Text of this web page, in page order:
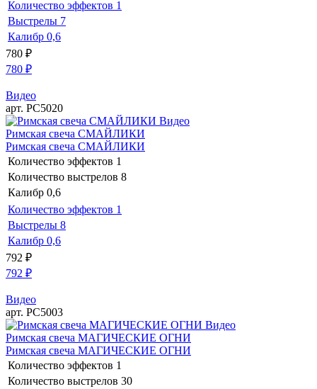
Количество эффектов 1
Выстрелы 7
Калибр 0,6
780 ₽
780 ₽
Видео
арт. РС5020
Видео
Римская свеча СМАЙЛИКИ
Римская свеча СМАЙЛИКИ
Количество эффектов 1
Количество выстрелов 8
Калибр 0,6
Количество эффектов 1
Выстрелы 8
Калибр 0,6
792 ₽
792 ₽
Видео
арт. РС5003
Видео
Римская свеча МАГИЧЕСКИЕ ОГНИ
Римская свеча МАГИЧЕСКИЕ ОГНИ
Количество эффектов 1
Количество выстрелов 30